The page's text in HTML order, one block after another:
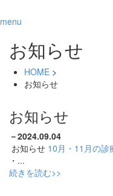
menu
お知らせ
HOME >
お知らせ
お知らせ
－2024.09.04
お知らせ 10月・11月の診
・...
続きを読む>>